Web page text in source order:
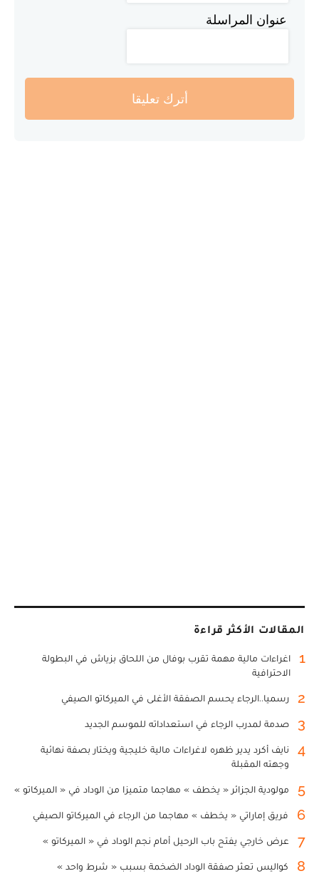
عنوان المراسلة
أترك تعليقا
المقالات الأكثر قراءة
1
اغراءات مالية مهمة تقرب بوفال من اللحاق بزياش في البطولة
الاحترافية
2 رسميا..الرجاء يحسم الصفقة الأغلى في الميركاتو الصيفي
3 صدمة لمدرب الرجاء في استعداداته للموسم الجديد
4
نايف أكرد يدير ظهره لاغراءات مالية خليجية ويختار بصفة نهائية
وجهته المقبلة
5 مولودية الجزائر « يخطف » مهاجما متميزا من الوداد في « الميركاتو »
6 فريق إماراتي « يخطف » مهاجما من الرجاء في الميركاتو الصيفي
7 عرض خارجي يفتح باب الرحيل أمام نجم الوداد في « الميركاتو »
8 كواليس تعثر صفقة الوداد الضخمة بسبب « شرط واحد »